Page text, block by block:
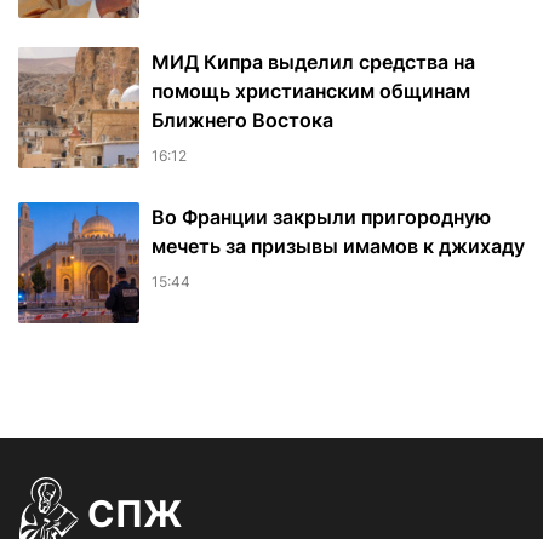
МИД Кипра выделил средства на
помощь христианским общинам
Ближнего Востока
16:12
Во Франции закрыли пригородную
мечеть за призывы имамов к джихаду
15:44
СПЖ